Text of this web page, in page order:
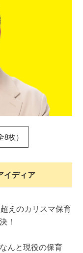
枚）
イディア
えのカリスマ保育
！
んと現役の保育